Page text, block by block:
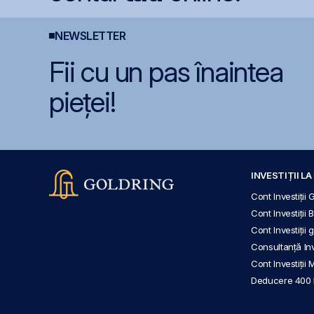
NEWSLETTER
Fii cu un pas înaintea
pieței!
INVESTIȚII LA
Cont Investiții
Cont Investiții
Cont Investiții
Consultanță
Cont Investiții
Deducere 400